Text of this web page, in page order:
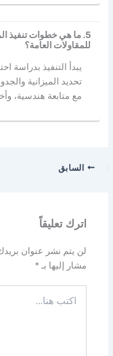
5. ما هي خطوات
للمقاولات العامة؟
يبدأ التنفيذ بدراسة
تحديد الميزانية
مع متابعة هندسية،
السابق
اترك تعليقاً
لن يتم نشر عنوان
مشار إليها بـ*
هنا...